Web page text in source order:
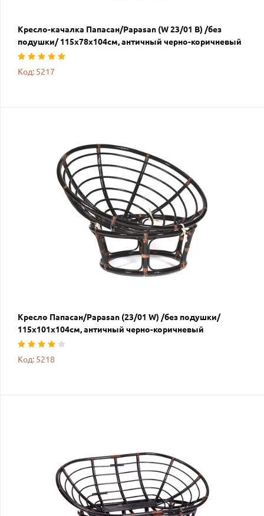
Кресло-качалка Папасан/Papasan (W 23/01 B) /без
подушки/ 115х78х104см, античный черно-коричневый
Код: 5217
Кресло Папасан/Papasan (23/01 W) /без подушки/
115х101х104см, античный черно-коричневый
Код: 5218